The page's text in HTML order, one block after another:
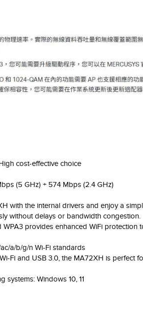
cost-effective choice
(5 GHz) + 574 Mbps (2.4 GHz)
with the internal drivers and enjoy a
without delays or bandwidth congestion.
provides enhanced WiFi
a/b/g/n Wi-Fi standards
Fi and USB 3.0, the MA72XH is perfect
Windows 10, 11